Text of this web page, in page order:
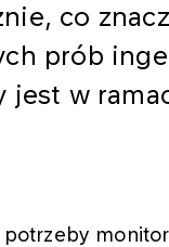
co
prób
jest w